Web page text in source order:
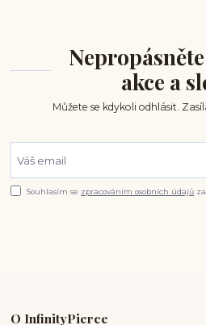
akce a
Můžete se kdykoli odhlásit.
Souhlasím se zpracováním osobních údajů
O InfinityPierce